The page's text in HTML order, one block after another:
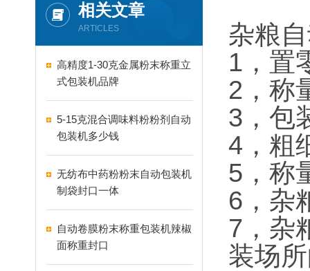
相关文章
ARTICLES
高精度1-30克金属粉末称重立
式包装机品牌
5-15克混合调味料粉粉剂自动
包装机多少钱
无纺布中药粉粉末自动包装机
制袋封口一体
自动卷膜粉末称重包装机辣椒
面称重封口
杂粮
1，置
2，称
3，包
4，粗
5，称
6，杂
7， 杂
装场